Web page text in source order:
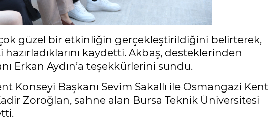
güzel bir etkinliğin gerçekleştirildiğini belirterek,
kaydetti. Akbaş, desteklerinden
Erkan Aydın’a teşekkürlerini sundu.
Konseyi Başkanı Sevim Sakallı ile Osmangazi Kent
Zoroğlan, sahne alan Bursa Teknik Üniversitesi